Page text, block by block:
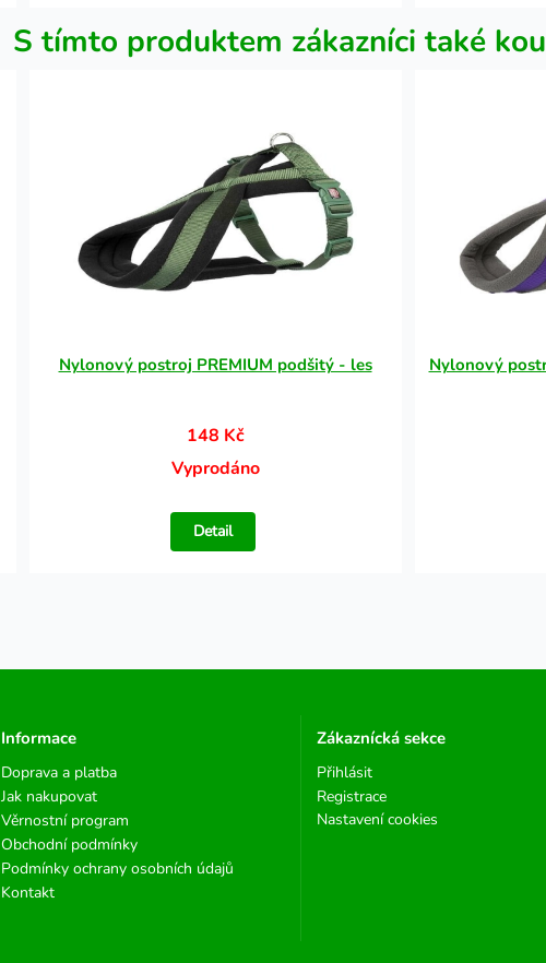
S tímto produktem zákazníci také
Nylonový postroj PREMIUM podšitý - les
148 Kč
Vyprodáno
Detail
Nylonový
Informace
Doprava a platba
Jak nakupovat
Věrnostní program
Obchodní podmínky
Podmínky ochrany osobních údajů
Kontakt
Zákaznícká sekce
Přihlásit
Registrace
Nastavení cookies